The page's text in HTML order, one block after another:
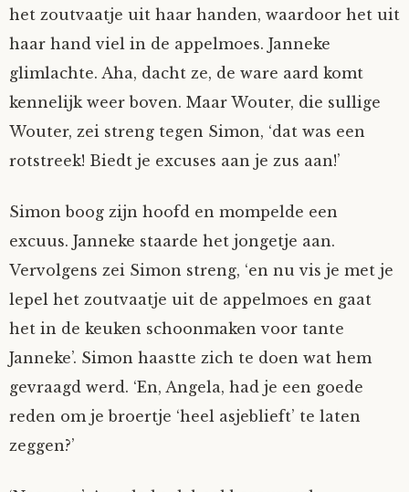
het zoutvaatje uit haar handen, waardoor het uit
haar hand viel in de appelmoes. Janneke
glimlachte. Aha, dacht ze, de ware aard komt
kennelijk weer boven. Maar Wouter, die sullige
Wouter, zei streng tegen Simon, ‘dat was een
rotstreek! Biedt je excuses aan je zus aan!’
Simon boog zijn hoofd en mompelde een
excuus. Janneke staarde het jongetje aan.
Vervolgens zei Simon streng, ‘en nu vis je met je
lepel het zoutvaatje uit de appelmoes en gaat
het in de keuken schoonmaken voor tante
Janneke’. Simon haastte zich te doen wat hem
gevraagd werd. ‘En, Angela, had je een goede
reden om je broertje ‘heel asjeblieft’ te laten
zeggen?’